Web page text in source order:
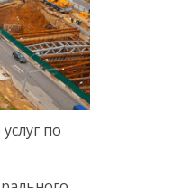
по